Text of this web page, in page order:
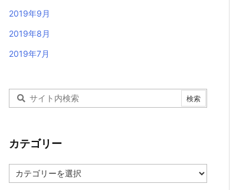
2019年9月
2019年8月
2019年7月
カテゴリー
テ